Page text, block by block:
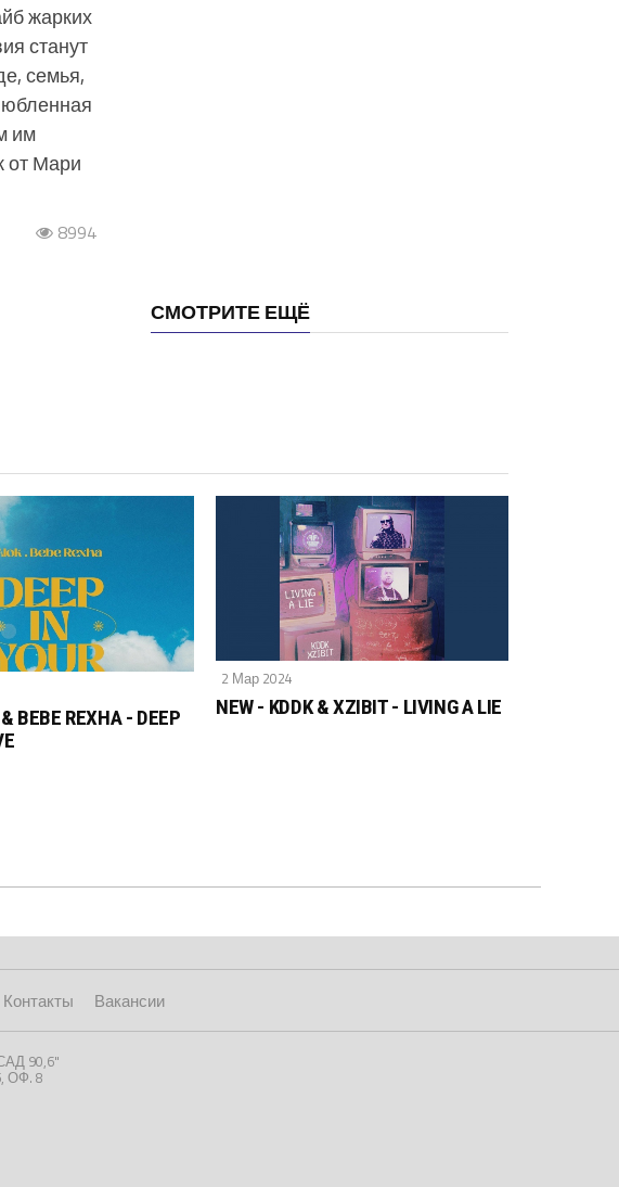
жарких
станут
семья,
им
от Мари
8994
СМОТРИТЕ ЕЩЁ
BEBE REXHA - DEEP
2 Мар 2024
NEW - KDDK & XZIBIT - LIVING A LIE
Контакты Вакансии
90,6"
ОФ. 8